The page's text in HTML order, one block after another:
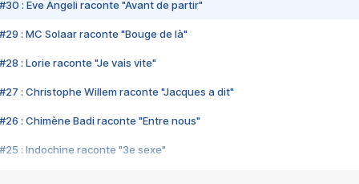
#30 : Eve Angeli raconte "Avant de partir"
#29 : MC Solaar raconte "Bouge de là"
#28 : Lorie raconte "Je vais vite"
#27 : Christophe Willem raconte "Jacques a dit"
#26 : Chimène Badi raconte "Entre nous"
#25 : Indochine raconte "3e sexe"